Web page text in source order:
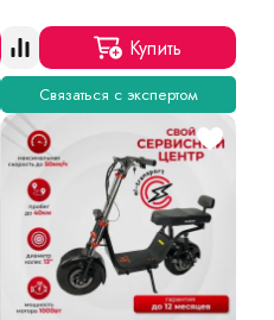
Купить
Связаться с экспертом